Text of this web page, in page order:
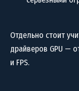
Отдельно стоит
драйверов GPU —
и FPS.